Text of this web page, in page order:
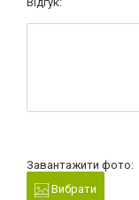
Завантажити фото:
Вибрати